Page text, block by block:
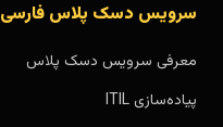
سرویس دسک پلاس فارسی
معرفی سرویس دسک پلاس
پیاده‌سازی ITIL